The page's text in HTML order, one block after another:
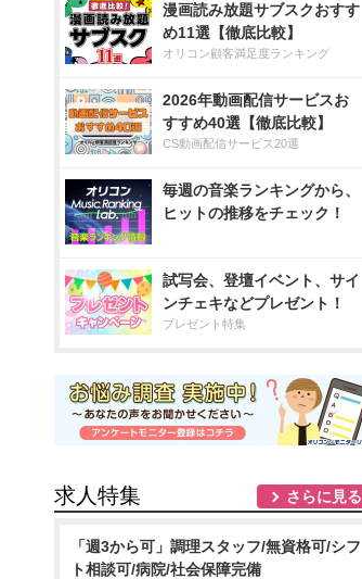
漫画読み放題サブスクおすす
め11選【徹底比較】
オリコン顧客満足度ランキング
2026年動画配信サービスお
すすめ40選【徹底比較】
CS動画配信サービス20選
毎週の音楽ランキングから、
ヒットの推移をチェック！
試写会、登壇イベント、サイ
ンチェキなどプレゼント！
プレゼント特集
求人特集 さらに見る
「週3から可」調理スタッフ/無資格可/シフ
ト相談可/病院/社会保障完備